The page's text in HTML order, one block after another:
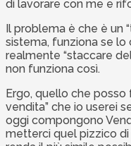
di lavorare con me e
Il problema è che è un
sistema, funziona se
realmente “staccare
non funziona così.
Ergo, quello che posso
vendita” che io userei
oggi compongono
metterci quel pizzico di